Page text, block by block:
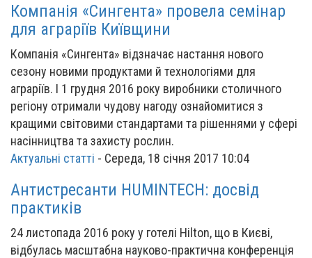
Компанія «Сингента» провела семінар
для аграріїв Київщини
Компанія «Сингента» відзначає настання нового
сезону новими продуктами й технологіями для
аграріїв. І 1 грудня 2016 року виробники столичного
регіону отримали чудову нагоду ознайомитися з
кращими світовими стандартами та рішеннями у сфері
насінництва та захисту рослин.
Актуальні статті - Середа, 18 січня 2017 10:04
Антистресанти HUMINTECH: досвід
практиків
24 листопада 2016 року у готелі Hilton, що в Києві,
відбулась масштабна науково-практична конференція